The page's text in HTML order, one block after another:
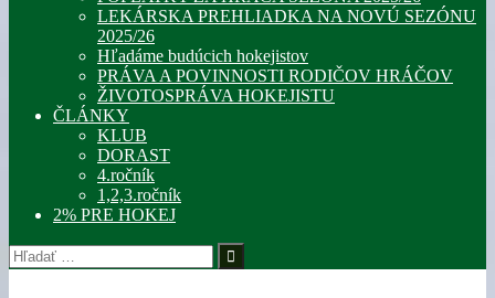
LEKÁRSKA PREHLIADKA NA NOVÚ SEZÓNU
2025/26
Hľadáme budúcich hokejistov
PRÁVA A POVINNOSTI RODIČOV HRÁČOV
ŽIVOTOSPRÁVA HOKEJISTU
ČLÁNKY
KLUB
DORAST
4.ročník
1,2,3.ročník
2% PRE HOKEJ
Hľadať: